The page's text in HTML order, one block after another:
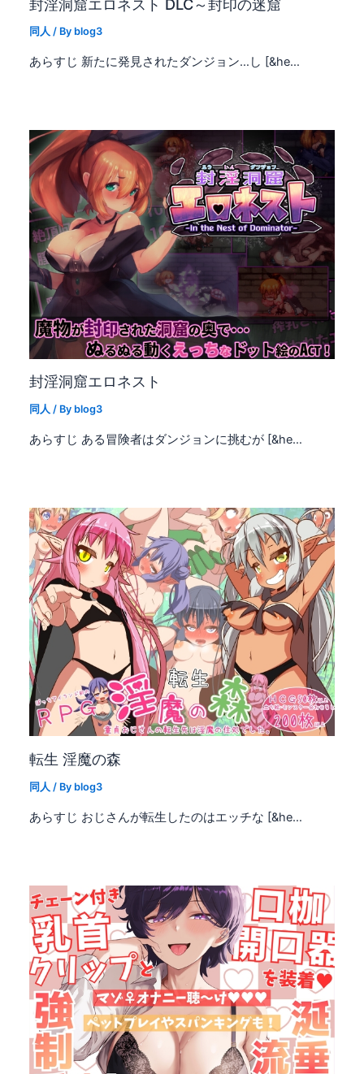
封淫洞窟エロネスト DLC～封印の迷窟
同人 / By blog3
あらすじ 新たに発見されたダンジョン…し [&he…
封淫洞窟エロネスト
同人 / By blog3
あらすじ ある冒険者はダンジョンに挑むが [&he…
転生 淫魔の森
同人 / By blog3
あらすじ おじさんが転生したのはエッチな [&he…